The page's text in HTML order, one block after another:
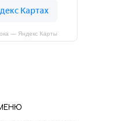
— Яндекс Карты